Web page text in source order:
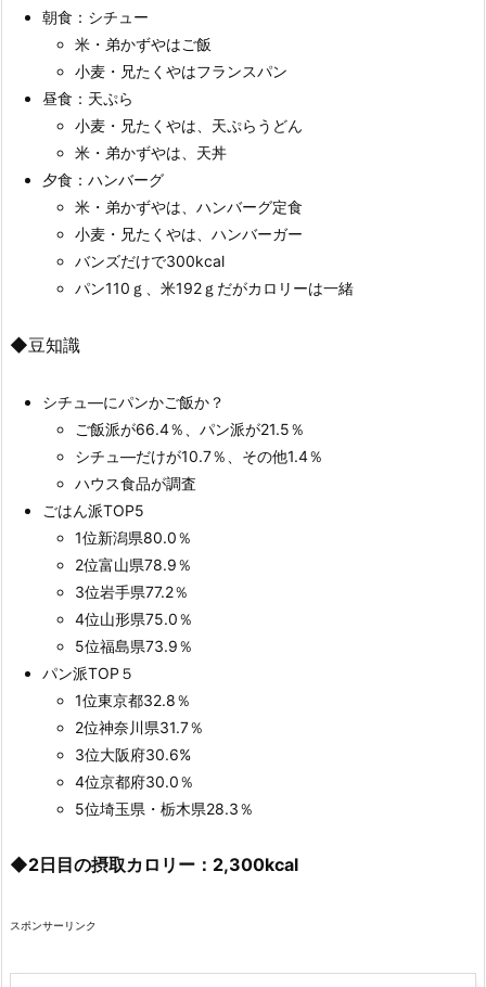
朝食：シチュー
米・弟かずやはご飯
小麦・兄たくやはフランスパン
昼食：天ぷら
小麦・兄たくやは、天ぷらうどん
米・弟かずやは、天丼
夕食：ハンバーグ
米・弟かずやは、ハンバーグ定食
小麦・兄たくやは、ハンバーガー
バンズだけで300kcal
パン110ｇ、米192ｇだがカロリーは一緒
◆豆知識
シチュ―にパンかご飯か？
ご飯派が66.4％、パン派が21.5％
シチュ―だけが10.7％、その他1.4％
ハウス食品が調査
ごはん派TOP5
1位新潟県80.0％
2位富山県78.9％
3位岩手県77.2％
4位山形県75.0％
5位福島県73.9％
パン派TOP５
1位東京都32.8％
2位神奈川県31.7％
3位大阪府30.6%
4位京都府30.0％
5位埼玉県・栃木県28.3％
◆2日目の摂取カロリー：2,300kcal
スポンサーリンク